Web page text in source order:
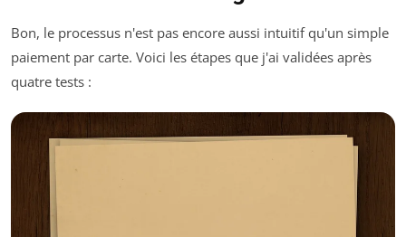
Bon, le processus n'est pas encore aussi intuitif qu'un simple
paiement par carte. Voici les étapes que j'ai validées après
quatre tests :